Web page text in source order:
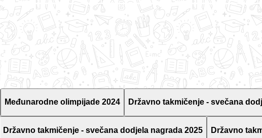
Međunarodne olimpijade 2024 Državno takmičenje - svečana
Državno takmičenje - svečana dodjela nagrada 2025 Državno